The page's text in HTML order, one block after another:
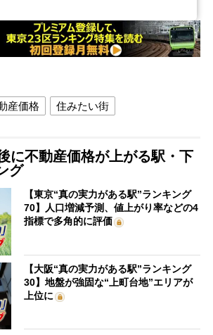
産価格 住みたい街
に不動産価格が上がる駅・下
グ
【東京“真の実力がある駅”ランキング
70】人口増減予測、値上がり率などの4
指標で多角的に評価
【大阪“真の実力がある駅”ランキング
30】地盤が強固な“上町台地”エリアが
上位に